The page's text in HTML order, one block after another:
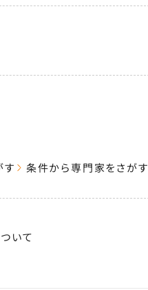
す 条件から専門家をさがす
いて